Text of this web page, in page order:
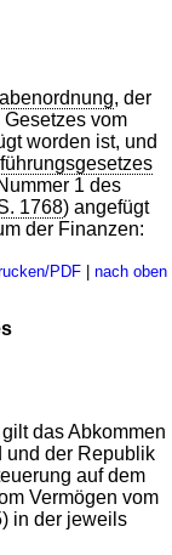
, der
vom
worden ist, und
1 des
1768) angefügt
der Finanzen:
PDF| nach oben
das Abkommen
und der Republik
auf dem
Vermögen vom
in der jeweils